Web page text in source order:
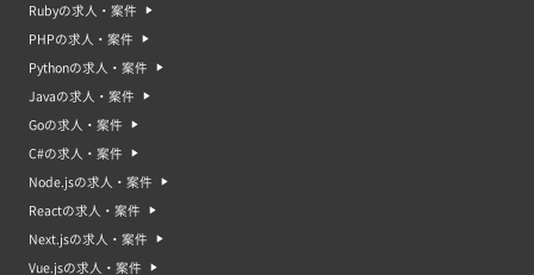
Rubyの求人・案件
PHPの求人・案件
Pythonの求人・案件
Javaの求人・案件
Goの求人・案件
C#の求人・案件
Node.jsの求人・案件
Reactの求人・案件
Next.jsの求人・案件
Vue.jsの求人・案件